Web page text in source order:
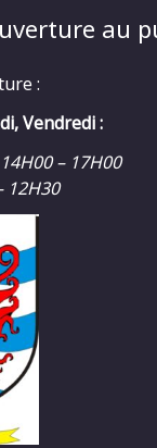
au
:
Vendredi :
– 17H00
12H30